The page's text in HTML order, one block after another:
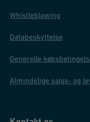
Whistleblowing
Databeskyttelse
Generelle
Almindelige salgs- og